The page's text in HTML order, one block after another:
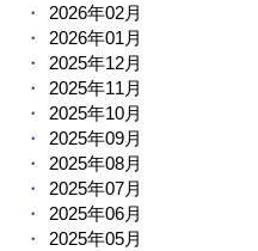
2026年02月
2026年01月
2025年12月
2025年11月
2025年10月
2025年09月
2025年08月
2025年07月
2025年06月
2025年05月